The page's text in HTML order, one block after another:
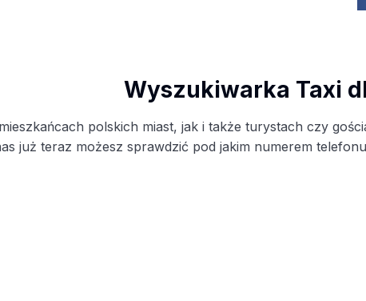
Wyszukiwarka Taxi
polskich miast, jak i także turystach czy
już teraz możesz sprawdzić pod jakim numerem